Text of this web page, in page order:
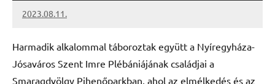
2023.08.11.
kovacs.agi
Harmadik alkalommal táboroztak együtt a Nyíregyháza-
Jósaváros Szent Imre Plébániájának családjai a
Smaragdvölgy Pihenőparkban, ahol az elmélkedés és az